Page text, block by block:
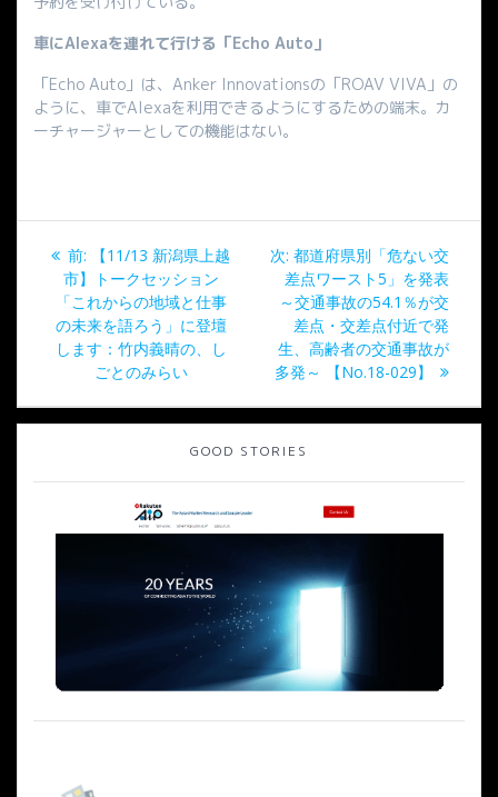
車にAlexaを連れて行ける「Echo Auto」
「Echo Auto」は、Anker Innovationsの「ROAV VIVA」の
ように、車でAlexaを利用できるようにするための端末。カ
ーチャージャーとしての機能はない。
投
ゲ
ー
前:
過
去
の
投
稿:
【11/13 新潟県上越
市】トークセッション
「これからの地域と仕事
の未来を語ろう」に登壇
します：竹内義晴の、し
ごとのみらい
次: 次
の
投
稿:
都道府県別「危ない交
差点ワースト5」を発表
～交通事故の54.1％が交
差点・交差点付近で発
生、高齢者の交通事故が
多発～ 【No.18-029】
GOOD STORIES